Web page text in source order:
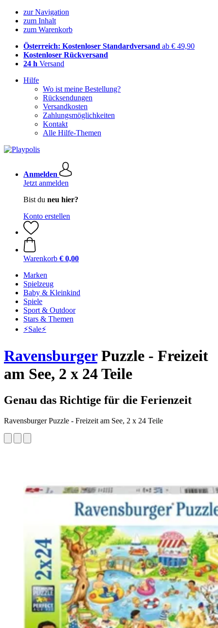
zur Navigation
zum Inhalt
zum Warenkorb
Österreich: Kostenloser Standardversand ab € 49,90
Kostenloser Rückversand
24 h Versand
Hilfe
Wo ist meine Bestellung?
Rücksendungen
Versandkosten
Zahlungsmöglichkeiten
Kontakt
Alle Hilfe-Themen
Anmelden
Jetzt anmelden
Bist du neu hier?
Konto erstellen
Warenkorb € 0,00
Marken
Spielzeug
Baby & Kleinkind
Spiele
Sport & Outdoor
Stars & Themen
⚡️Sale⚡️
RavensburgerPuzzle - Freizeit
am See, 2 x 24 Teile
Genau das Richtige für die Ferienzeit
Ravensburger Puzzle - Freizeit am See, 2 x 24 Teile